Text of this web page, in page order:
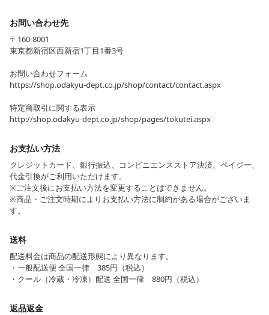
お問い合わせ先
〒160-8001
東京都新宿区西新宿1丁目1番3号
お問い合わせフォーム
https://shop.odakyu-dept.co.jp/shop/contact/contact.aspx
特定商取引に関する表示
http://shop.odakyu-dept.co.jp/shop/pages/tokutei.aspx
お支払い方法
クレジットカード、銀行振込、コンビニエンスストア決済、ペイジー、
代金引換がご利用いただけます。
※ご注文後にお支払い方法を変更することはできません。
※商品・ご注文時期によりお支払い方法に制約がある場合がございま
す。
送料
配送料金は商品の配送形態により異なります。
・一般配送便 全国一律 385円（税込）
・クール（冷蔵・冷凍）配送 全国一律 880円（税込）
返品返金